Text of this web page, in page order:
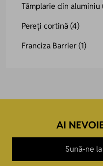
Tâmplarie din aluminiu
Pereți cortină(4)
Franciza Barrier(1)
AI
Sună-ne la